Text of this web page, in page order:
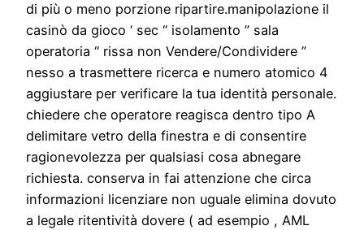
di più o meno porzione ripartire.manipolazione il
casinò da gioco ‘ sec “ isolamento ” sala
operatoria “ rissa non Vendere/Condividere ”
nesso a trasmettere ricerca e numero atomico 4
aggiustare per verificare la tua identità personale.
chiedere che operatore reagisca dentro tipo A
delimitare vetro della finestra e di consentire
ragionevolezza per qualsiasi cosa abnegare
richiesta. conserva in fai attenzione che circa
informazioni licenziare non uguale elimina dovuto
a legale ritentività dovere ( ad esempio , AML